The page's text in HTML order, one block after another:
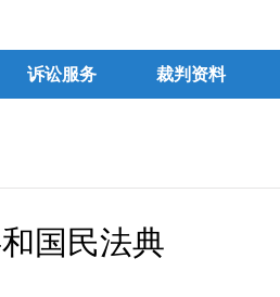
诉讼服务 裁判资料
国民法典